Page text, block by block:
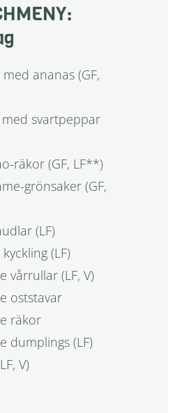
med ananas (GF,
svartpeppar
räkor (GF, LF**)
grönsaker (GF,
(LF)
(LF)
vårrullar (LF, V)
oststavar
räkor
dumplings (LF)
V)